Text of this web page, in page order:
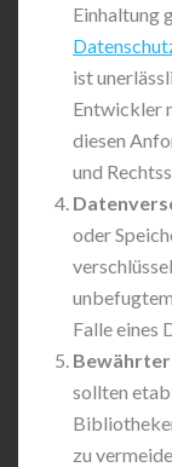
Einhaltung
ist
Entwickler
diesen
und
oder
Falle eines
sollten
zu